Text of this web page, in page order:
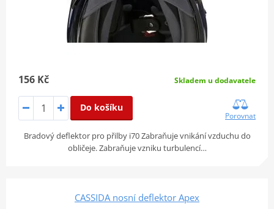
156 Kč Skladem u dodavatele
Do košíku
Porovnat
Bradový deflektor pro přilby i70 Zabraňuje vnikání vzduchu do
obličeje. Zabraňuje vzniku turbulencí…
CASSIDA nosní deflektor Apex